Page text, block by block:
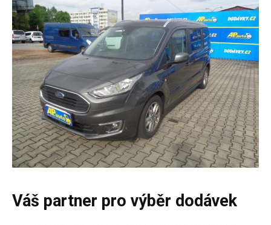
Váš partner pro výběr dodávek